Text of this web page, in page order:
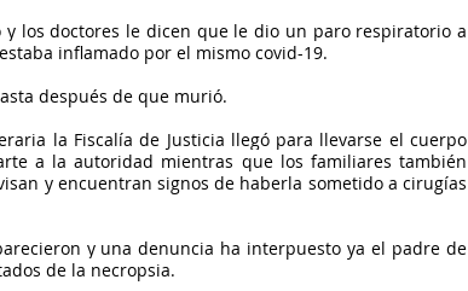
los doctores le dicen que le dio un paro respiratorio a
inflamado por el mismo covid-19.
después de que murió.
la Fiscalía de Justicia llegó para llevarse el cuerpo
a la autoridad mientras que los familiares también
y encuentran signos de haberla sometido a cirugías
y una denuncia ha interpuesto ya el padre de
de la necropsia.